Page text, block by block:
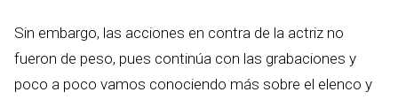
Sin embargo, las acciones en contra de la actriz no
fueron de peso, pues continúa con las grabaciones y
poco a poco vamos conociendo más sobre el elenco y